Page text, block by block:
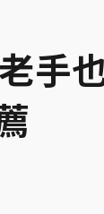
手